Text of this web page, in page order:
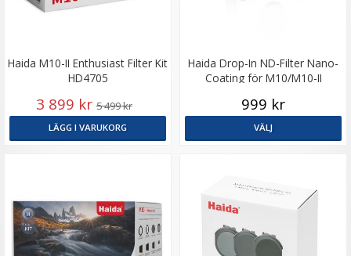
Haida M10-II Enthusiast Filter Kit
HD4705
3 899 kr 5 499 kr
LÄGG I VARUKORG
Haida Drop-In ND-Filter Nano-
Coating för M10/M10-II
999 kr
VÄLJ